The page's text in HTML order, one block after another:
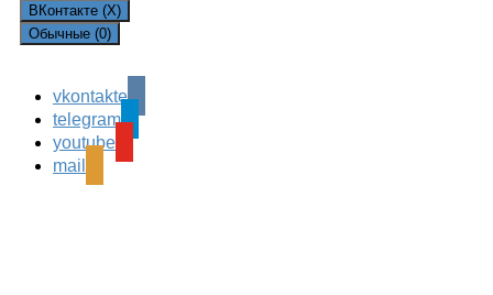
ВКонтакте (X)
Обычные (0)
Leave a Reply
Ваш адрес email не будет опубликован.
поля помечены
vkontakte
telegram
youtube
mail